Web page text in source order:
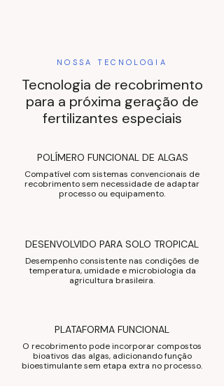
NOSSA TECNOLOGIA
Tecnologia de recobrimento
para a próxima geração de
fertilizantes especiais
POLÍMERO FUNCIONAL DE ALGAS
Compatível com sistemas convencionais de
recobrimento sem necessidade de adaptar
processo ou equipamento.
DESENVOLVIDO PARA SOLO TROPICAL
Desempenho consistente nas condições de
temperatura, umidade e microbiologia da
agricultura brasileira.
PLATAFORMA FUNCIONAL
O recobrimento pode incorporar compostos
bioativos das algas, adicionando função
bioestimulante sem etapa extra no processo.